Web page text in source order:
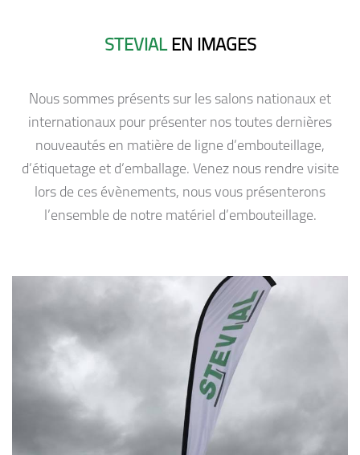
STEVIALEN IMAGES
Nous sommes présents sur les salons nationaux et
internationaux pour présenter nos toutes dernières
nouveautés en matière de ligne d’embouteillage,
d’étiquetage et d’emballage. Venez nous rendre visite
lors de ces évènements, nous vous présenterons
l’ensemble de notre matériel d’embouteillage.